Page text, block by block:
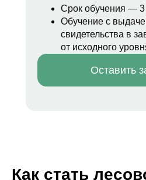
Срок обучения —
Обучение с
свидетельства в
от исходного
Оставить
Как стать